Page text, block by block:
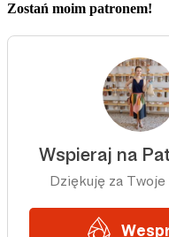
Zostań moim patronem!